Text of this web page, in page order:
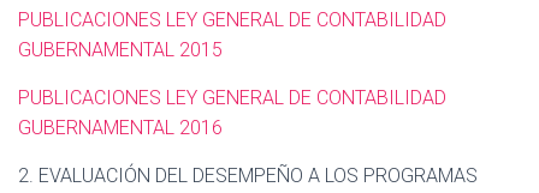
PUBLICACIONES LEY GENERAL DE CONTABILIDAD
GUBERNAMENTAL 2015
PUBLICACIONES LEY GENERAL DE CONTABILIDAD
GUBERNAMENTAL 2016
2. EVALUACIÓN DEL DESEMPEÑO A LOS PROGRAMAS